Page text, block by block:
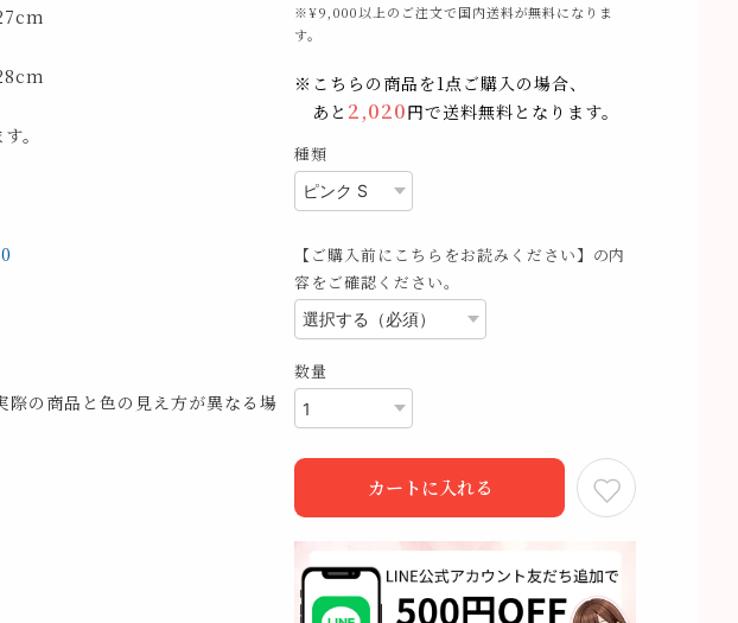
。
の商品と色の見え方が異なる場
※¥9,000以上のご注文で国内送料が無料になりま
す。
※こちらの商品を1点ご購入の場合、
あと 2,020円で送料無料となります。
種類
【ご購入前にこちらをお読みください】の内
容をご確認ください。
数量
カートに入れる